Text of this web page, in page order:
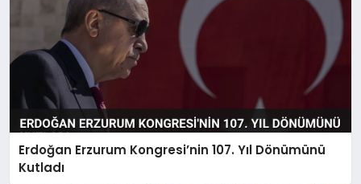
Erdoğan Erzurum Kongresi’nin 107. Yıl Dönümünü
Kutladı